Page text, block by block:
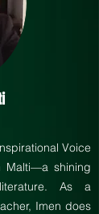
Voice
Malti—a shining
As a
Imen does